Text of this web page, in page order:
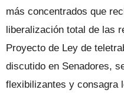
más concentrados que
liberalización total de las
Proyecto de Ley de
discutido en Senadores,
flexibilizantes y consagra